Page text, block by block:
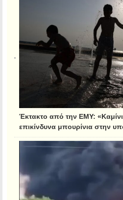
Έκτακτο από την ΕΜΥ:
επικίνδυνα μπουρίνια στην